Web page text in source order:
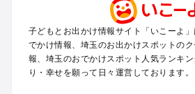
秩父・長瀞のプールお出かけ
川口・戸田・和光・朝霞のプールお出か
飯能・坂戸・東松山・日高のプールお出
久喜・行田・加須・羽生のプールお出
熊谷・太田・足利・古河のプールお出か
子どもとお出かけ情報サイト「いこーよ
でかけ情報、埼玉のお出かけスポットの
報、埼玉のおでかけスポット人気ランキ
り・幸せを願って日々運営しております。